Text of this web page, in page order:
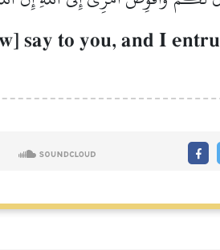
say to you, and I